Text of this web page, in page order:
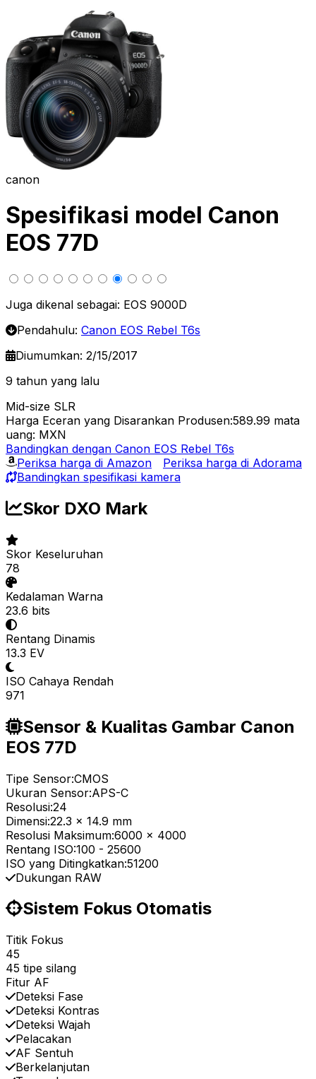
canon
Spesifikasi model Canon
EOS 77D
Juga dikenal sebagai: EOS 9000D
Pendahulu: Canon EOS Rebel T6s
Diumumkan: 2/15/2017
9 tahun yang lalu
Mid-size SLR
Harga Eceran yang Disarankan Produsen:589.99 mata
uang: MXN
Bandingkan dengan Canon EOS Rebel T6s
Periksa harga di Amazon
Periksa harga di Adorama
Bandingkan spesifikasi kamera
Skor DXO Mark
Skor Keseluruhan
78
Kedalaman Warna
23.6 bits
Rentang Dinamis
13.3 EV
ISO Cahaya Rendah
971
Sensor & Kualitas Gambar Canon
EOS 77D
Tipe Sensor:CMOS
Ukuran Sensor:APS-C
Resolusi:24
Dimensi:22.3 x 14.9 mm
Resolusi Maksimum:6000 x 4000
Rentang ISO:100 - 25600
ISO yang Ditingkatkan:51200
Dukungan RAW
Sistem Fokus Otomatis
Titik Fokus
45
45 tipe silang
Fitur AF
Deteksi Fase
Deteksi Kontras
Deteksi Wajah
Pelacakan
AF Sentuh
Berkelanjutan